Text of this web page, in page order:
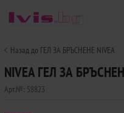
Назад до ГЕЛ ЗА БРЪСНЕНЕ NIVEA
NIVEA ГЕЛ ЗА
Арт.№: 58823